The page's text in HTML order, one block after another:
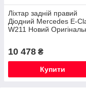
Ліхтар задній правий
Діодний Mercedes E-
W211 Новий
10 478 ₴
Купити